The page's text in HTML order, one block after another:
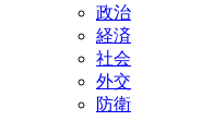
政治
経済
社会
外交
防衛